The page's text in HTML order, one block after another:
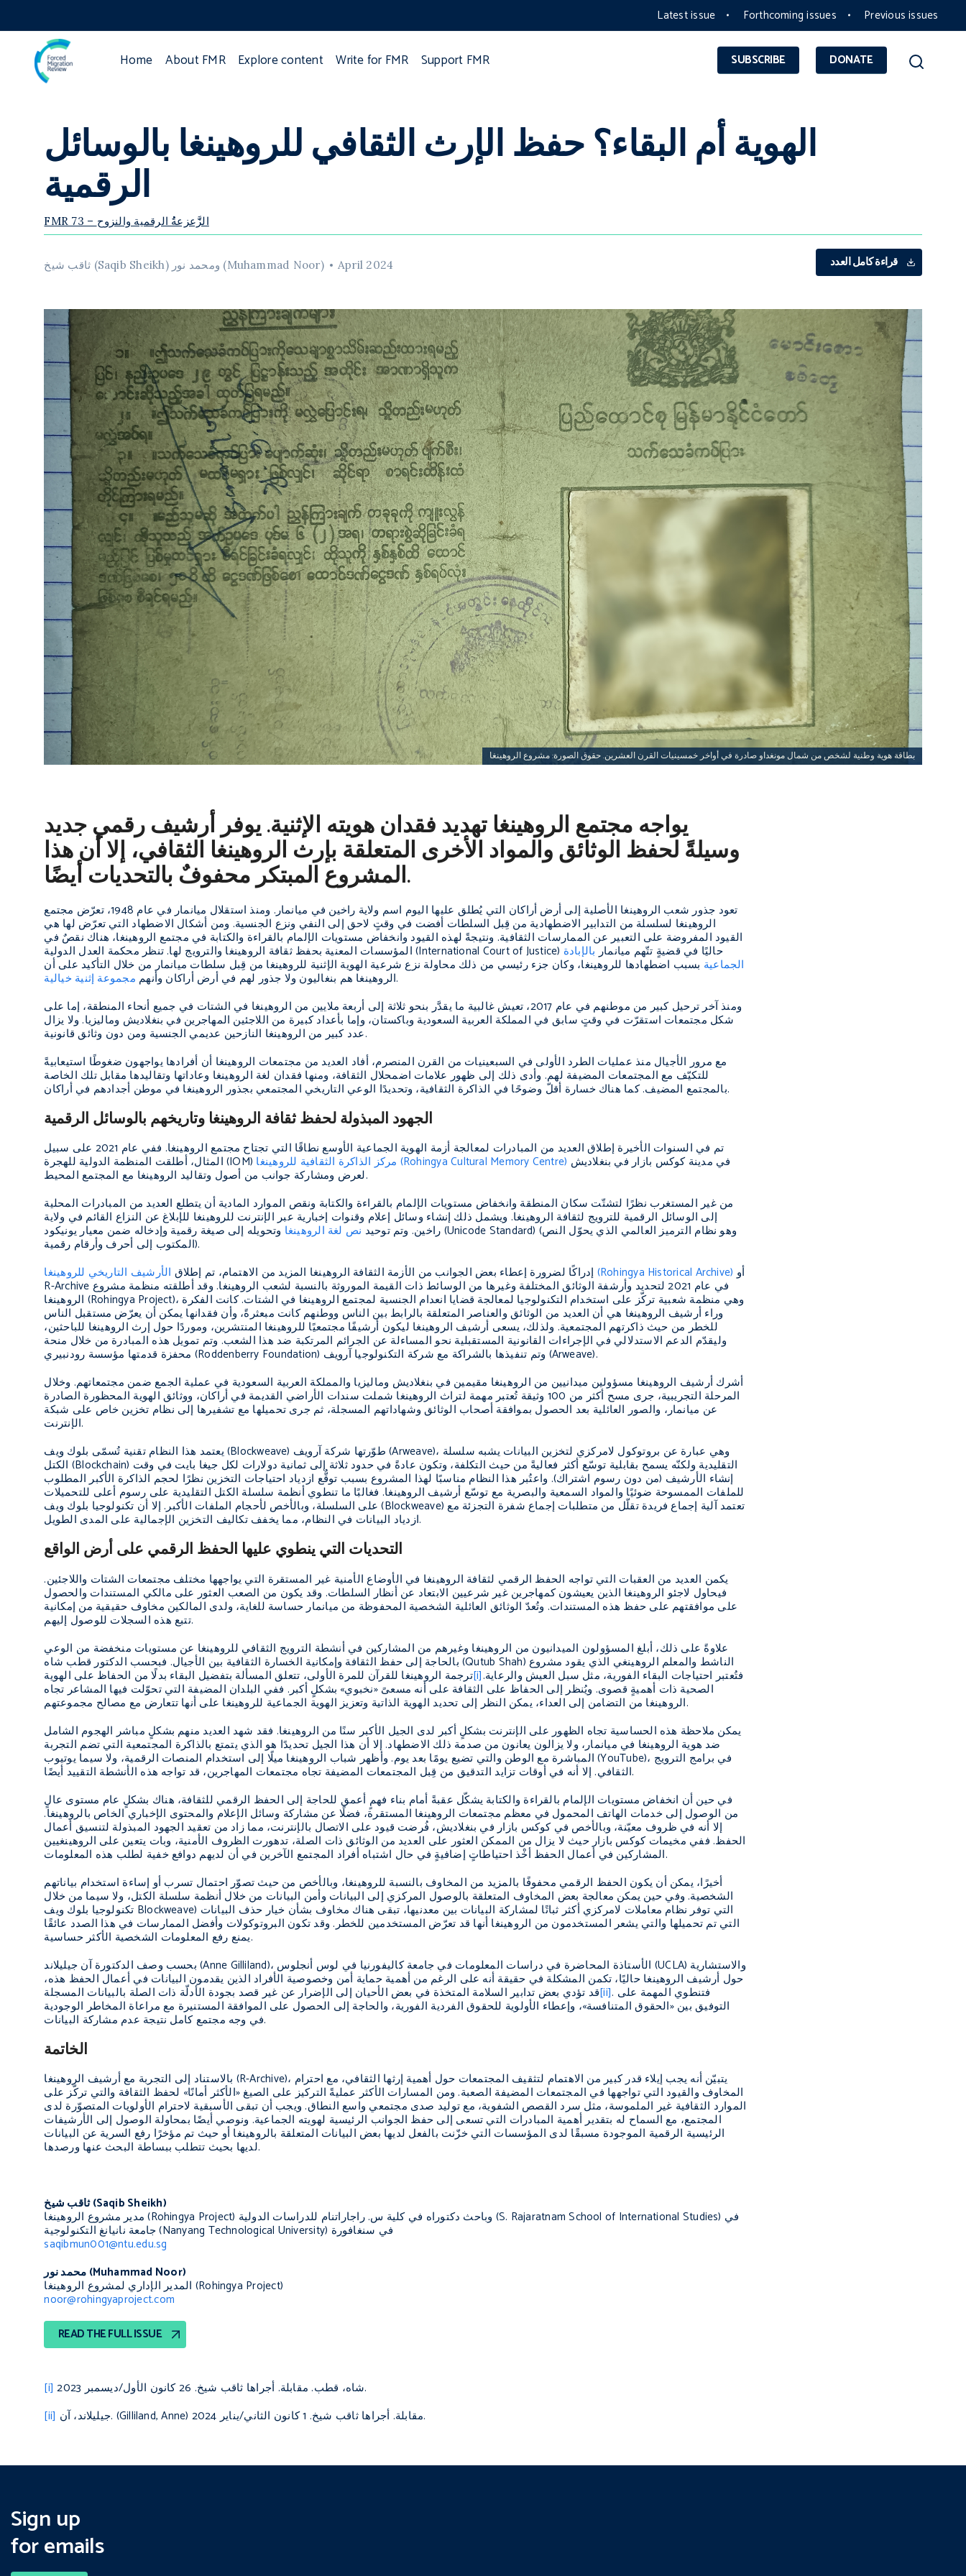
Latest issue Forthcoming issues Previous issues
SUBSCRIBE DONATE
Home About FMR Explore content Write for FMR Support FMR
الهوية أم البقاء؟ حفظ الإرث الثقافي للروهينغا بالوسائل
الرقمية
FMR 73 – الزََّعزعةُُ الرقمية والنزوح
ثاقب شيخ (Saqib Sheikh) ومحمد نور (Muhammad Noor) April 2024 قراءة كامل العدد
بطاقة هوية وطنية لشخص من شمال مونغداو صادرة في أواخر خمسينيات القرن العشرين. حقوق الصورة: مشروع الروهينغا
يواجه مجتمع الروهينغا تهديد فقدان هويته الإثنية. يوفر أرشيف رقمي جديد
وسيلةً لحفظ الوثائق والمواد الأخرى المتعلقة بإرث الروهينغا الثقافي، إلا أن هذا
المشروع المبتكر محفوفٌ بالتحديات أيضًا.
تعود جذور شعب الروهينغا الأصلية إلى أرض أراكان التي يُطلق عليها اليوم اسم ولاية راخين في ميانمار. ومنذ استقلال ميانمار في عام 1948، تعرّض مجتمع
الروهينغا لسلسلة من التدابير الاضطهادية من قِبل السلطات أفضت في وقتٍ لاحق إلى النفي ونزع الجنسية. ومن أشكال الاضطهاد التي تعرّض لها هي
القيود المفروضة على التعبير عن الممارسات الثقافية. ونتيجةً لهذه القيود وانخفاض مستويات الإلمام بالقراءة والكتابة في مجتمع الروهينغا، هناك نقصٌ في
المؤسسات المعنية بحفظ ثقافة الروهينغا والترويج لها. تنظر محكمة العدل الدولية (International Court of Justice) حاليًا في قضيةٍ تتّهم ميانمار بالإبادة
الجماعية بسبب اضطهادها للروهينغا، وكان جزء رئيسي من ذلك محاولة نزع شرعية الهوية الإثنية للروهينغا من قِبل سلطات ميانمار من خلال التأكيد على أن
الروهينغا هم بنغاليون ولا جذور لهم في أرض أراكان وأنهم مجموعة إثنية خيالية
.
ومنذ آخر ترحيل كبير من موطنهم في عام 2017، تعيش غالبية ما يقدَّر بنحو ثلاثة إلى أربعة ملايين من الروهينغا في الشتات في جميع أنحاء المنطقة، إما على
شكل مجتمعات استقرّت في وقتٍ سابق في المملكة العربية السعودية وباكستان، وإما بأعداد كبيرة من اللاجئين المهاجرين في بنغلاديش وماليزيا. ولا يزال
عدد كبير من الروهينغا النازحين عديمي الجنسية ومن دون وثائق قانونية.
مع مرور الأجيال منذ عمليات الطرد الأولى في السبعينيات من القرن المنصرم، أفاد العديد من مجتمعات الروهينغا أن أفرادها يواجهون ضغوطًا استيعابيةً
للتكيّف مع المجتمعات المضيفة لهم. وأدى ذلك إلى ظهور علامات اضمحلال الثقافة، ومنها فقدان لغة الروهينغا وعاداتها وتقاليدها مقابل تلك الخاصة
بالمجتمع المضيف. كما هناك خسارة أقلّ وضوحًا في الذاكرة الثقافية، وتحديدًا الوعي التاريخي المجتمعي بجذور الروهينغا في موطن أجدادهم في أراكان.
الجهود المبذولة لحفظ ثقافة الروهينغا وتاريخهم بالوسائل الرقمية
تم في السنوات الأخيرة إطلاق العديد من المبادرات لمعالجة أزمة الهوية الجماعية الأوسع نطاقًا التي تجتاح مجتمع الروهينغا. ففي عام 2021 على سبيل
المثال، أطلقت المنظمة الدولية للهجرة (IOM) مركز الذاكرة الثقافية للروهينغا (Rohingya Cultural Memory Centre)
لعرض ومشاركة جوانب من أصول وتقاليد الروهينغا مع المجتمع المحيط.
من غير المستغرب نظرًا لتشتّت سكان المنطقة وانخفاض مستويات الإلمام بالقراءة والكتابة ونقص الموارد المادية أن يتطلع العديد من المبادرات المحلية
إلى الوسائل الرقمية للترويج لثقافة الروهينغا. ويشمل ذلك إنشاء وسائل إعلام وقنوات إخبارية عبر الإنترنت للروهينغا للإبلاغ عن النزاع القائم في ولاية
راخين. وتم توحيد نص لغة الروهينغا وتحويله إلى صيغة رقمية وإدخاله ضمن معيار يونيكود (Unicode Standard) (وهو نظام الترميز العالمي الذي يحوّل النص
المكتوب إلى أحرف وأرقام رقمية).
إدراكًا لضرورة إعطاء بعض الجوانب من الأزمة الثقافة الروهينغا المزيد من الاهتمام، تم إطلاق الأرشيف التاريخي للروهينغا (Rohingya Historical Archive) أو
R-Archive في عام 2021 لتحديد وأرشفة الوثائق المختلفة وغيرها من الوسائط ذات القيمة الموروثة بالنسبة لشعب الروهينغا. وقد أطلقته منظمة مشروع
الروهينغا (Rohingya Project)، وهي منظمة شعبية تركّز على استخدام التكنولوجيا لمعالجة قضايا انعدام الجنسية لمجتمع الروهينغا في الشتات. كانت الفكرة
وراء أرشيف الروهينغا هي أن العديد من الوثائق والعناصر المتعلقة بالرابط بين الناس ووطنهم كانت مبعثرةً، وأن فقدانها يمكن أن يعرّض مستقبل الناس
للخطر من حيث ذاكرتهم المجتمعية. ولذلك، يسعى أرشيف الروهينغا ليكون أرشيفًا مجتمعيًا للروهينغا المنتشرين، وموردًا حول إرث الروهينغا للباحثين،
وليقدّم الدعم الاستدلالي في الإجراءات القانونية المستقبلية نحو المساءلة عن الجرائم المرتكبة ضد هذا الشعب. وتم تمويل هذه المبادرة من خلال منحة
محفزة قدمتها مؤسسة رودنبيري (Roddenberry Foundation) وتم تنفيذها بالشراكة مع شركة التكنولوجيا آرويف (Arweave).
أشرك أرشيف الروهينغا مسؤولين ميدانيين من الروهينغا مقيمين في بنغلاديش وماليزيا والمملكة العربية السعودية في عملية الجمع ضمن مجتمعاتهم. وخلال
المرحلة التجريبية، جرى مسح أكثر من 100 وثيقة تُعتبر مهمة لتراث الروهينغا شملت سندات الأراضي القديمة في أراكان، ووثائق الهوية المحظورة الصادرة
عن ميانمار، والصور العائلية بعد الحصول بموافقة أصحاب الوثائق وشهاداتهم المسجلة، ثم جرى تحميلها مع تشفيرها إلى نظام تخزين خاص على شبكة
الإنترنت.
يعتمد هذا النظام تقنية تُسمّى بلوك ويف (Blockweave) طوّرتها شركة آرويف (Arweave)، وهي عبارة عن بروتوكول لامركزي لتخزين البيانات يشبه سلسلة
الكتل (Blockchain) التقليدية ولكنّه يسمح بقابلية توسّع أكثر فعاليةً من حيث التكلفة، وتكون عادةً في حدود ثلاثة إلى ثمانية دولارات لكل جيغا بايت في وقت
إنشاء الأرشيف (من دون رسوم اشتراك). واعتُبر هذا النظام مناسبًا لهذا المشروع بسبب توقُّع ازدياد احتياجات التخزين نظرًا لحجم الذاكرة الأكبر المطلوب
للملفات الممسوحة ضوئيًا والمواد السمعية والبصرية مع توسّع أرشيف الروهينغا. فغالبًا ما تنطوي أنظمة سلسلة الكتل التقليدية على رسوم أعلى للتحميلات
على السلسلة، وبالأخص لأحجام الملفات الأكبر. إلا أن تكنولوجيا بلوك ويف (Blockweave) تعتمد آلية إجماع فريدة تقلّل من متطلبات إجماع شفرة التجزئة مع
ازدياد البيانات في النظام، مما يخفف تكاليف التخزين الإجمالية على المدى الطويل.
التحديات التي ينطوي عليها الحفظ الرقمي على أرض الواقع
يكمن العديد من العقبات التي تواجه الحفظ الرقمي لثقافة الروهينغا في الأوضاع الأمنية غير المستقرة التي يواجهها مختلف مجتمعات الشتات واللاجئين.
فيحاول لاجئو الروهينغا الذين يعيشون كمهاجرين غير شرعيين الابتعاد عن أنظار السلطات. وقد يكون من الصعب العثور على مالكي المستندات والحصول
على موافقتهم على حفظ هذه المستندات. وتُعدّ الوثائق العائلية الشخصية المحفوظة من ميانمار حساسة للغاية، ولدى المالكين مخاوف حقيقية من إمكانية
تتبع هذه السجلات للوصول إليهم.
علاوةً على ذلك، أبلغ المسؤولون الميدانيون من الروهينغا وغيرهم من المشاركين في أنشطة الترويج الثقافي للروهينغا عن مستويات منخفضة من الوعي
بالحاجة إلى حفظ الثقافة وإمكانية الخسارة الثقافية بين الأجيال. فبحسب الدكتور قطب شاه (Qutub Shah) الناشط والمعلم الروهينغي الذي يقود مشروع
ترجمة الروهينغا للقرآن للمرة الأولى، تتعلق المسألة بتفضيل البقاء بدلًا من الحفاظ على الهوية[i].فتُعتبر احتياجات البقاء الفورية، مثل سبل العيش والرعاية
الصحية ذات أهميةٍ قصوى. ويُنظر إلى الحفاظ على الثقافة على أنه مسعىً «نخبوي» بشكلٍ أكبر. ففي البلدان المضيفة التي تحوّلت فيها المشاعر تجاه
الروهينغا من التضامن إلى العداء، يمكن النظر إلى تحديد الهوية الذاتية وتعزيز الهوية الجماعية للروهينغا على أنها تتعارض مع مصالح مجموعتهم.
يمكن ملاحظة هذه الحساسية تجاه الظهور على الإنترنت بشكلٍ أكبر لدى الجيل الأكبر سنًا من الروهينغا. فقد شهد العديد منهم بشكلٍ مباشر الهجوم الشامل
ضد هوية الروهينغا في ميانمار، ولا يزالون يعانون من صدمة ذلك الاضطهاد. إلا أن هذا الجيل تحديدًا هو الذي يتمتع بالذاكرة المجتمعية التي تضم التجربة
المباشرة مع الوطن والتي تضيع يومًا بعد يوم. وأظهر شباب الروهينغا ميلًا إلى استخدام المنصات الرقمية، ولا سيما يوتيوب (YouTube)، في برامج الترويج
الثقافي. إلا أنه في أوقات تزايد التدقيق من قِبل المجتمعات المضيفة تجاه مجتمعات المهاجرين، قد تواجه هذه الأنشطة التقييد أيضًا.
في حين أن انخفاض مستويات الإلمام بالقراءة والكتابة يشكّل عقبةً أمام بناء فهمٍ أعمق للحاجة إلى الحفظ الرقمي للثقافة، هناك بشكلٍ عام مستوى عالٍ
من الوصول إلى خدمات الهاتف المحمول في معظم مجتمعات الروهينغا المستقرة، فضلًا عن مشاركة وسائل الإعلام والمحتوى الإخباري الخاص بالروهينغا.
إلا أنه في ظروف معيّنة، وبالأخص في كوكس بازار في بنغلاديش، فُرضت قيود على الاتصال بالإنترنت، مما زاد من تعقيد الجهود المبذولة لتنسيق أعمال
الحفظ. ففي مخيمات كوكس بازار حيث لا يزال من الممكن العثور على العديد من الوثائق ذات الصلة، تدهورت الظروف الأمنية، وبات يتعين على الروهينغيين
المشاركين في أعمال الحفظ أخْذ احتياطاتٍ إضافيةٍ في حال اشتباه أفراد المجتمع الآخرين في أن لديهم دوافع خفية لطلب هذه المعلومات.
أخيرًا، يمكن أن يكون الحفظ الرقمي محفوفًا بالمزيد من المخاوف بالنسبة للروهينغا، وبالأخص من حيث تصوّر احتمال تسرب أو إساءة استخدام بياناتهم
الشخصية. وفي حين يمكن معالجة بعض المخاوف المتعلقة بالوصول المركزي إلى البيانات وأمن البيانات من خلال أنظمة سلسلة الكتل، ولا سيما من خلال
تكنولوجيا بلوك ويف Blockweave) التي توفر نظام معاملات لامركزي أكثر ثباتًا لمشاركة البيانات بين معدنيها، تبقى هناك مخاوف بشأن خيار حذف البيانات
التي تم تحميلها والتي يشعر المستخدمون من الروهينغا أنها قد تعرّض المستخدمين للخطر. وقد تكون البروتوكولات وأفضل الممارسات في هذا الصدد عائقًا
يمنع رفع المعلومات الشخصية الأكثر حساسية.
بحسب وصف الدكتورة آن جيليلاند (Anne Gilliland)، الأستاذة المحاضرة في دراسات المعلومات في جامعة كاليفورنيا في لوس أنجلوس (UCLA) والاستشارية
حول أرشيف الروهينغا حاليًا، تكمن المشكلة في حقيقة أنه على الرغم من أهمية حماية أمن وخصوصية الأفراد الذين يقدمون البيانات في أعمال الحفظ هذه،
قد تؤدي بعض تدابير السلامة المتخذة في بعض الأحيان إلى الإضرار عن غير قصد بجودة الأدلّة ذات الصلة بالبيانات المسجلة[ii]. فتنطوي المهمة على
التوفيق بين «الحقوق المتنافسة»، وإعطاء الأولوية للحقوق الفردية الفورية، والحاجة إلى الحصول على الموافقة المستنيرة مع مراعاة المخاطر الوجودية
في وجه مجتمع كامل نتيجة عدم مشاركة البيانات.
الخاتمة
بالاستناد إلى التجربة مع أرشيف الروهينغا (R-Archive)، يتبيّن أنه يجب إيلاء قدر كبير من الاهتمام لتثقيف المجتمعات حول أهمية إرثها الثقافي، مع احترام
المخاوف والقيود التي تواجهها في المجتمعات المضيفة الصعبة. ومن المسارات الأكثر عمليةً التركيز على الصيغ «الأكثر أمانًا» لحفظ الثقافة والتي تركّز على
الموارد الثقافية غير الملموسة، مثل سرد القصص الشفوية، مع توليد صدى مجتمعي واسع النطاق. ويجب أن تبقى الأسبقية لاحترام الأولويات المتصوّرة لدى
المجتمع، مع السماح له بتقدير أهمية المبادرات التي تسعى إلى حفظ الجوانب الرئيسية لهويته الجماعية. ونوصي أيضًا بمحاولة الوصول إلى الأرشيفات
الرئيسية الرقمية الموجودة مسبقًا لدى المؤسسات التي خزّنت بالفعل لديها بعض البيانات المتعلقة بالروهينغا أو حيث تم مؤخرًا رفع السرية عن البيانات
لديها بحيث تتطلب ببساطة البحث عنها ورصدها.
ثاقب شيخ (Saqib Sheikh)
مدير مشروع الروهينغا (Rohingya Project) وباحث دكتوراه في كلية س. راجاراتنام للدراسات الدولية (S. Rajaratnam School of International Studies) في
جامعة نانيانغ التكنولوجية (Nanyang Technological University) في سنغافورة
saqibmun001@ntu.edu.sg
محمد نور (Muhammad Noor)
المدير الإداري لمشروع الروهينغا (Rohingya Project)
noor@rohingyaproject.com
READ THE FULL ISSUE
[i]
شاه، قطب. مقابلة. أجراها ثاقب شيخ. 26 كانون الأول/ديسمبر 2023.
[ii]
جيليلاند، آن. (Gilliland, Anne) مقابلة. أجراها ثاقب شيخ. 1 كانون الثاني/يناير 2024.
Sign up
for emails